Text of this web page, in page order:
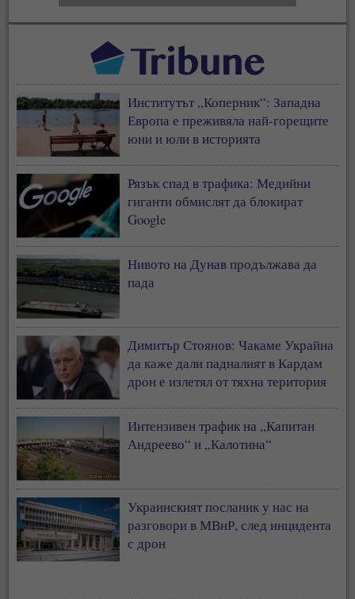
Институтът „Коперник“: Западна
Европа е преживяла най-горещите
юни и юли в историята
Рязък спад в трафика: Медийни
гиганти обмислят да блокират
Google
Нивото на Дунав продължава да
пада
Димитър Стоянов: Чакаме Украйна
да каже дали падналият в Кардам
дрон е излетял от тяхна територия
Интензивен трафик на „Капитан
Андреево“ и „Калотина“
Украинският посланик у нас на
разговори в МВнР, след инцидента
с дрон